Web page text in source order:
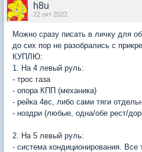
h8u
22 окт 2022
Можно сразу писать в личку для
до сих пор не разобрались с
КУПЛЮ:
1. На 4 левый руль:
- трос газа
- опора КПП (механика)
- рейка 4вс, либо сами тяги
- ноздри (любые, одна/обе рест/
2. На 5 левый руль:
- система кондиционирования. Все